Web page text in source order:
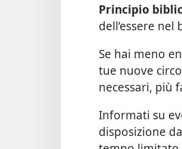
Principio
dell’essere nel
Se hai meno
tue nuove
necessari, più
Informati su
disposizione